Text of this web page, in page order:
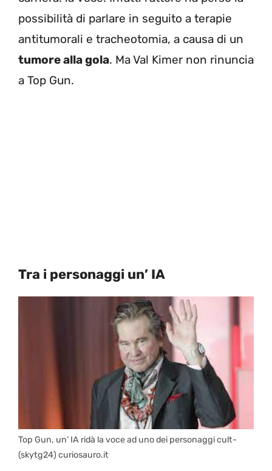
possibilità di parlare in seguito a terapie
antitumorali e tracheotomia, a causa di un
tumore alla gola. Ma Val Kimer non rinuncia
a Top Gun.
Tra i personaggi un’ IA
Top Gun, un’ IA ridà la voce ad uno dei personaggi cult-
(skytg24) curiosauro.it